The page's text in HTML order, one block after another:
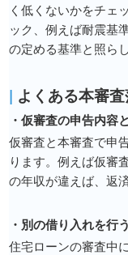
く低くないかをチェ
ック、例えば耐震基
の定める基準と照ら
| よくある本審
・仮審査の申告内容
仮審査と本審査で申
ります。例えば仮審
の年収が違えば、返
・別の借り入れを行う
住宅ローンの審査中